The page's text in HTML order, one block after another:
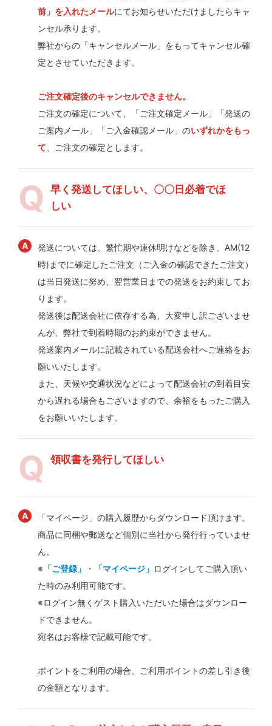
前」を入れたメールにてお知らせいただけましたらキャ
ンセル承ります。
弊社からの「キャンセルメール」をもってキャンセル確
定とさせていただきます。
ご注文確定後のキャンセルできません。
ご注文の確定について、「ご注文確定メール」「発送の
ご案内メール」「ご入金確認メール」のいずれかをもっ
て 、ご注文の確定とします。
早く発送してほしい、〇〇日必着でほ
しい
発送については、繁忙期や連休明けなどを除き、AM(12
時)までに確定したご注文（ご入金の確認できたご注文）
は当日発送に努め、翌営業日までの発送をお約束してお
ります。
発送後は配送会社に依存する為、大変申し訳ございませ
んが、弊社で到着時期のお約束ができません。
発送案内メールに記載されている配送会社へご連絡をお
願いいたします。
また、天候や交通状況などによって配送会社の到着目安
から遅れる場合もございますので、余裕をもったご購入
をお願いいたします。
領収書を発行してほしい
「マイページ」の購入履歴からダウンロード頂けます。
商品に同梱や郵送など個別に当社から発行行っていませ
ん。
※ 「ご登録」 ・ 「マイページ」 ログインしてご購入頂い
た時のみ利用可能です。
※ログイン無くゲスト購入いただいた場合はダウンロー
ドできません。
宛名はお客様で記載可能です。
ポイントをご利用の場合、ご利用ポイントの差し引き後
の金額となります。